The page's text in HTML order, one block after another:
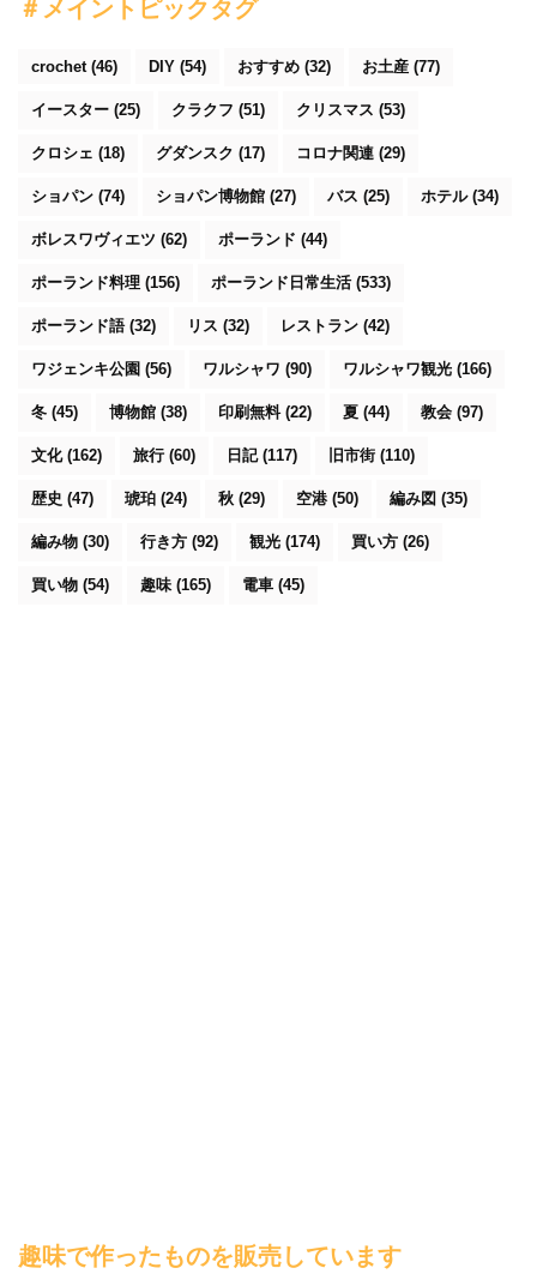
＃メイントピックタグ
crochet(46) DIY (54) おすすめ (32) お土産 (77)
イースター (25) クラクフ (51) クリスマス (53)
クロシェ (18) グダンスク (17) コロナ関連 (29)
ショパン (74) ショパン博物館 (27) バス (25) ホテル(34)
ボレスワヴィエツ (62) ポーランド (44)
ポーランド料理 (156) ポーランド日常生活(533)
ポーランド語(32) リス (32) レストラン (42)
ワジェンキ公園 (56) ワルシャワ (90) ワルシャワ観光 (166)
冬 (45) 博物館 (38) 印刷無料(22) 夏 (44) 教会 (97)
文化(162) 旅行 (60) 日記(117) 旧市街 (110)
歴史 (47) 琥珀 (24) 秋 (29) 空港 (50) 編み図 (35)
編み物 (30) 行き方 (92) 観光 (174) 買い方 (26)
買い物 (54) 趣味(165) 電車 (45)
趣味で作ったものを販売しています